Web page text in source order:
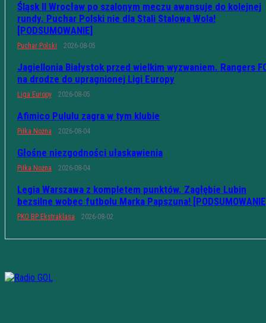
Śląsk II Wrocław po szalonym meczu awansuje do kolejnej
rundy. Puchar Polski nie dla Stali Stalowa Wola!
[PODSUMOWANIE]
Puchar Polski 2026-08-05
Jagiellonia Białystok przed wielkim wyzwaniem. Rangers
na drodze do upragnionej Ligi Europy
Liga Europy 2026-08-05
Afimico Pululu zagra w tym klubie
Piłka Nożna 2026-08-04
Głośne niezgodności ułaskawienia
Piłka Nożna 2026-08-04
Legia Warszawa z kompletem punktów. Zagłębie Lubin
bezsilne wobec futbolu Marka Papszuna!
PKO BP Ekstraklasa 2026-08-02